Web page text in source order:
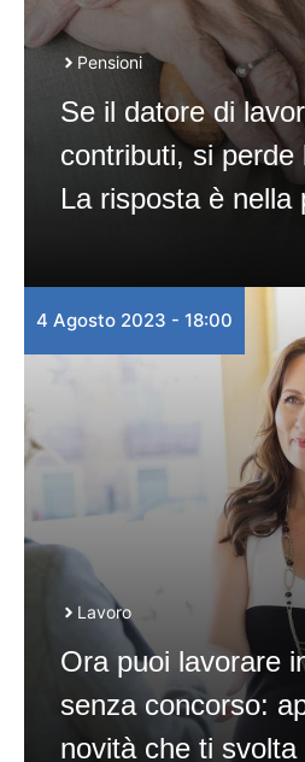
Pensioni
Se il datore di
contributi, si perde
La risposta è nella
4 Agosto 2023 - 18:00
Lavoro
Ora puoi lavorare
senza concorso:
novità che ti svolta